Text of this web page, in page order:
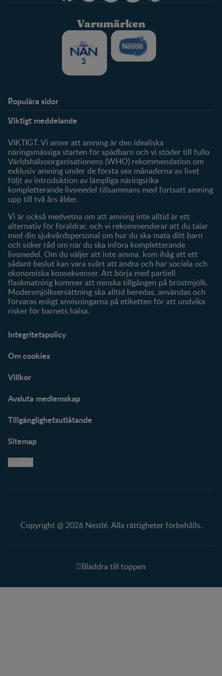
Varumärken
Populära sidor
FAQ
Om oss
Fråga våra experter
Klubbförmåner
Mitt konto
Produkter
Våra varumärken
Viktigt meddelande
VIKTIGT. Vi anser att amning är den idealiska
näringsmässiga starten för spädbarn och vi stöder till fullo
Världshälsoorganisationens (WHO) rekommendation om
exklusiv amning under de första sex månaderna av livet
följt av introduktion av lämpliga näringsrika
kompletterande livsmedel tillsammans med fortsatt amning
upp till två års ålder.
Vi är också medvetna om att amning inte alltid är ett
alternativ för föräldrar, och vi rekommenderar att du talar
med din sjukvårdspersonal om hur du ska mata ditt barn
och söker råd om när du ska införa kompletterande
livsmedel. Om du väljer att inte amma, kom ihåg att ett
sådant beslut kan vara svårt att ändra och har sociala och
ekonomiska konsekvenser. Att börja med partiell
flaskmatning kommer att minska tillgången på bröstmjölk.
Modersmjölksersättning ska alltid beredas, användas och
förvaras enligt anvisningarna på etiketten för att undvika
risker för barnets hälsa.
Integritetspolicy
Om cookies
Villkor
Avsluta medlemskap
Tillgänglighetsutlåtande
Sitemap
Copyright @ 2026 Nestlé. Alla rättigheter förbehålls.
Bläddra till toppen